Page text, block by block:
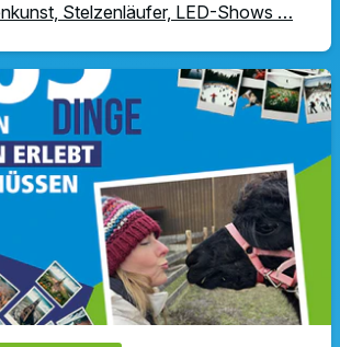
Stelzenläufer, LED-Shows …